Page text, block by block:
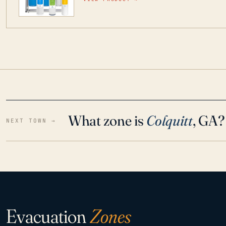
NEXT TOWN → What zone is Colquitt, GA?
EvacuationZones